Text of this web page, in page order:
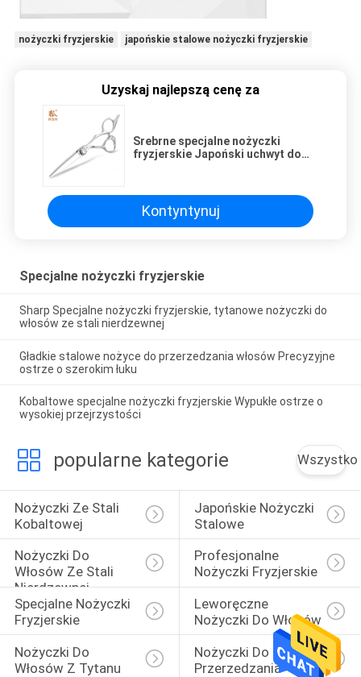
nożyczki fryzjerskie japońskie stalowe nożyczki fryzjerskie
Uzyskaj najlepszą cenę za
Srebrne specjalne nożyczki
fryzjerskie Japoński uchwyt do
Kontyntynuj
Specjalne nożyczki fryzjerskie
Sharp Specjalne nożyczki fryzjerskie, tytanowe nożyczki do
włosów ze stali nierdzewnej
Gładkie stalowe nożyce do przerzedzania włosów Precyzyjne
ostrze o szerokim łuku
Kobaltowe specjalne nożyczki fryzjerskie Wypukłe ostrze o
wysokiej przejrzystości
popularne kategorie Wszystko
Nożyczki Ze Stali
Kobaltowej
Japońskie Nożyczki
Stalowe
Nożyczki Do
Włosów Ze Stali
Nierdzewnej
Profesjonalne
Nożyczki Fryzjerskie
Specjalne Nożyczki
Fryzjerskie
Leworęczne
Nożyczki Do Włosów
Nożyczki Do
Włosów Z Tytanu
Nożyczki Do
Przerzedzania